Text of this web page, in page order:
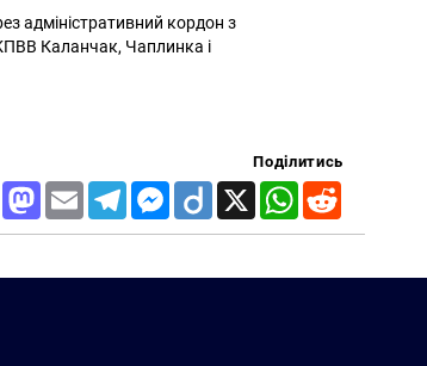
адміністративний кордон з
Каланчак, Чаплинка і
Поділитись
FacebookMastodon
Email TelegramMessenger
Diigo X WhatsApp